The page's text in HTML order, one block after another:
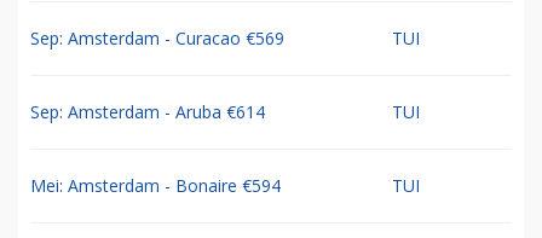
Sep: Amsterdam - Curacao €569 TUI
Sep: Amsterdam - Aruba €614 TUI
Mei: Amsterdam - Bonaire €594 TUI